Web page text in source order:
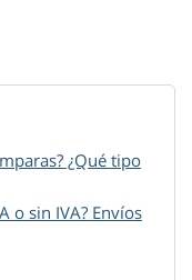
¿Qué tipo
o sin IVA? Envíos